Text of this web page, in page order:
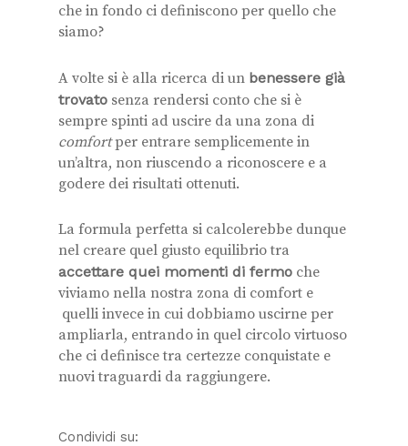
che in fondo ci definiscono per quello che
siamo?
A volte si è alla ricerca di un benessere già
trovato senza rendersi conto che si è
sempre spinti ad uscire da una zona di
comfortper entrare semplicemente in
un’altra, non riuscendo a riconoscere e a
godere dei risultati ottenuti.
La formula perfetta si calcolerebbe dunque
nel creare quel giusto equilibrio tra
accettare quei momenti di fermo che
viviamo nella nostra zona di comfort e
quelli invece in cui dobbiamo uscirne per
ampliarla, entrando in quel circolo virtuoso
che ci definisce tra certezze conquistate e
nuovi traguardi da raggiungere.
Condividi su: